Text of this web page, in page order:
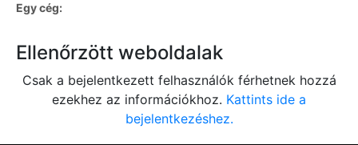
Egy cég:
Ellenőrzött weboldalak
Csak a bejelentkezett felhasználók férhetnek hozzá
ezekhez az információkhoz. Kattints ide a
bejelentkezéshez.